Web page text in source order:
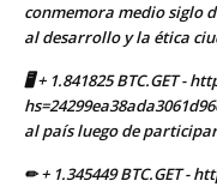
conmemora medio siglo
al desarrollo y la ética
🖥 + 1.841825 BTC.GET -
al país luego de
✏ + 1.345449 BTC.GET -